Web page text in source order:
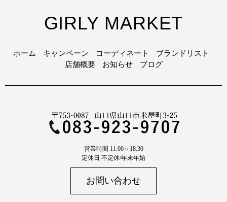
GIRLY MARKET
ホーム キャンペーン コーディネート
ブランドリスト
店舗概要
お知らせ ブログ
営業時間 11:00～18:30
定休日 不定休/年末年始
お問い合わせ